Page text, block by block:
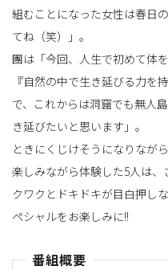
組むことになった女性は春日
てね（笑）」。
團は「今回、人生で初めて体
『自然の中で生き延びる力を
で、これからは洞窟でも無人
き延びたいと思います」。
ときにくじけそうになりなが
楽しみながら体験した5人は
クワクとドキドキが目白押し
ペシャルをお楽しみに!!
番組概要